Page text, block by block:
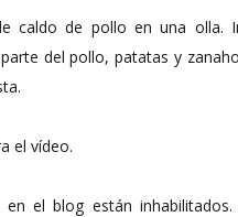
caldo de pollo en una olla.
del pollo, patatas y
el vídeo.
en el blog están